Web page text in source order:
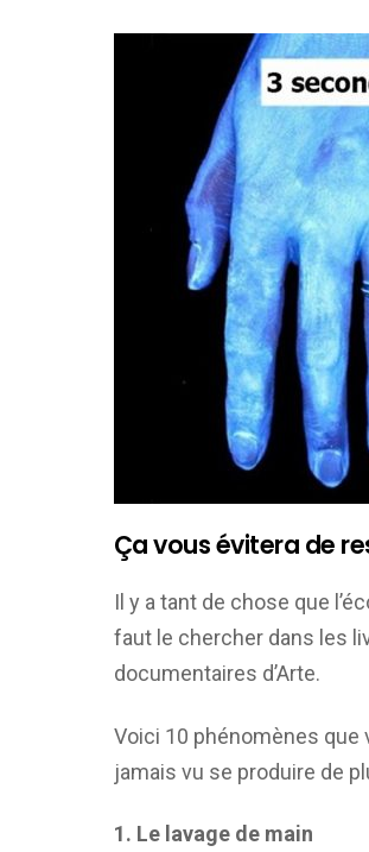
Ça vous évitera de
Il y a tant de chose que
faut le chercher dans les
documentaires d’Arte.
Voici 10 phénomènes que
jamais vu se produire de
1. Le lavage de main